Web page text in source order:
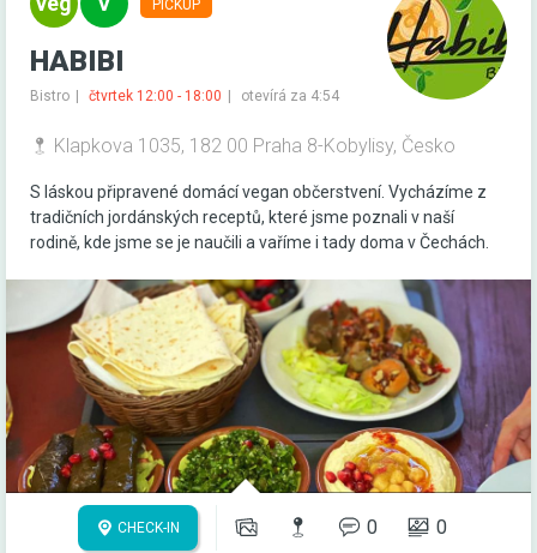
PICKUP
HABIBI
Bistro čtvrtek 12:00 - 18:00 otevírá za 4:54
Klapkova 1035, 182 00 Praha 8-Kobylisy, Česko
S láskou připravené domácí vegan občerstvení. Vycházíme z
tradičních jordánských receptů, které jsme poznali v naší
rodině, kde jsme se je naučili a vaříme i tady doma v Čechách.
CHECK-IN 0 0